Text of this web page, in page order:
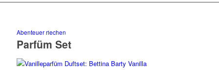
Abenteuer riechen
Parfüm Set